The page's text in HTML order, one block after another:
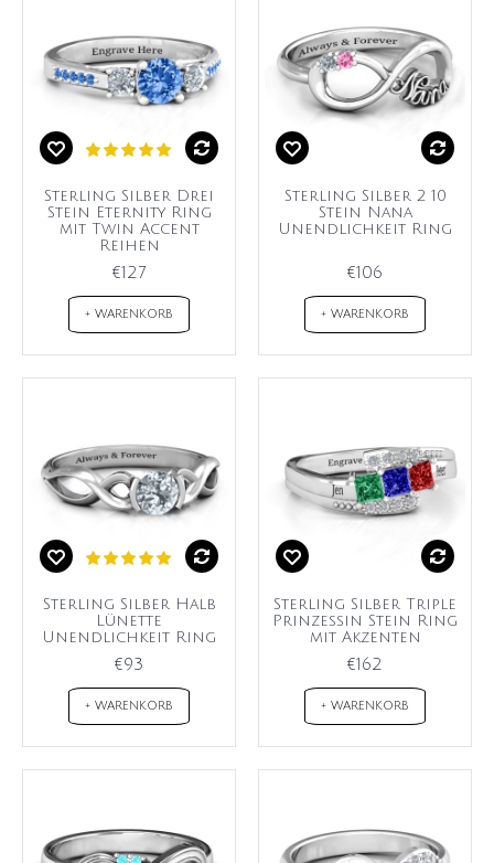
Sterling Silber Drei
Stein Eternity Ring
mit Twin Accent
Reihen
€127
+ WARENKORB
Sterling Silber 2 10
Stein Nana
Unendlichkeit Ring
€106
+ WARENKORB
Sterling Silber Halb
Lünette
Unendlichkeit Ring
€93
+ WARENKORB
Sterling Silber Triple
Prinzessin Stein Ring
mit Akzenten
€162
+ WARENKORB